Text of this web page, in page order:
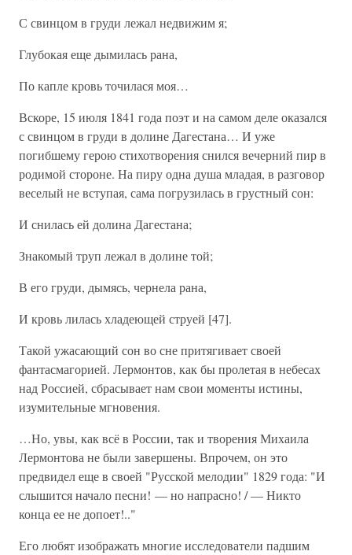
С свинцом в груди лежал недвижим я;
Глубокая еще дымилась рана,
По капле кровь точилася моя…
Вскоре, 15 июля 1841 года поэт и на самом деле оказался
с свинцом в груди в долине Дагестана… И уже
погибшему герою стихотворения снился вечерний пир в
родимой стороне. На пиру одна душа младая, в разговор
веселый не вступая, сама погрузилась в грустный сон:
И снилась ей долина Дагестана;
Знакомый труп лежал в долине той;
В его груди, дымясь, чернела рана,
И кровь лилась хладеющей струей [47].
Такой ужасающий сон во сне притягивает своей
фантасмагорией. Лермонтов, как бы пролетая в небесах
над Россией, сбрасывает нам свои моменты истины,
изумительные мгновения.
…Но, увы, как всё в России, так и творения Михаила
Лермонтова не были завершены. Впрочем, он это
предвидел еще в своей "Русской мелодии" 1829 года: "И
слышится начало песни! — но напрасно! / — Никто
конца ее не допоет!.."
Его любят изображать многие исследователи падшим